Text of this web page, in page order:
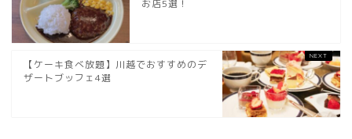
お店5選！
【ケーキ食べ放題】川越でおすすめのデ
ザートブッフェ4選